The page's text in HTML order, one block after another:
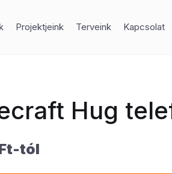
Projektjeink Terveink Kapcsolat
Hug
tól